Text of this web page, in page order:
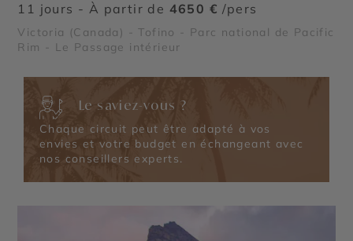
11 jours - À partir de 4650 € /pers
Victoria (Canada) - Tofino - Parc national de Pacific
Rim - Le Passage intérieur
Le saviez-vous ?
Chaque circuit peut être adapté à vos
envies et votre budget en échangeant avec
nos conseillers experts.